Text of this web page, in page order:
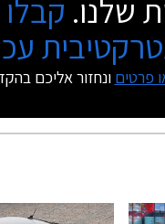
שלנו.
פרטים ונחזור אליכם